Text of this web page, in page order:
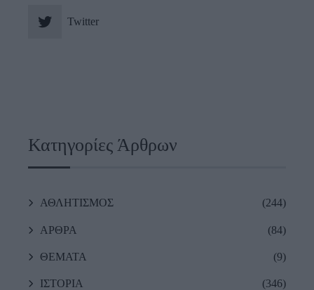
Twitter
Κατηγορίες Άρθρων
ΑΘΛΗΤΙΣΜΟΣ (244)
ΑΡΘΡΑ (84)
ΘΕΜΑΤΑ (9)
ΙΣΤΟΡΙΑ (346)